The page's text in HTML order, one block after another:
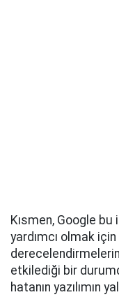
Kısmen, Google
yardımcı olmak
derecelendirmelerin
etkilediği bir
hatanın yazılımın